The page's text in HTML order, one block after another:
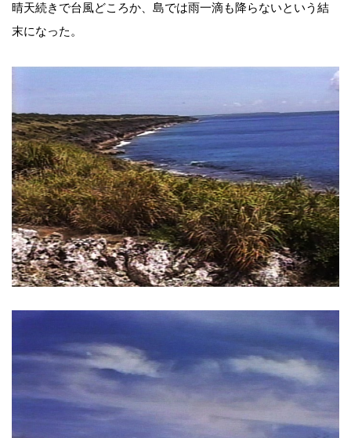
晴天続きで台風どころか、島では雨一滴も降らないという結
末になった。